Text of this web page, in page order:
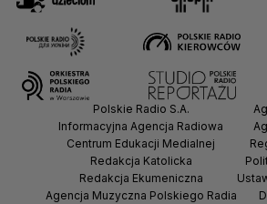
Polskie Radio S.A.
Informacyjna Agencja Radiowa
Centrum Edukacji Medialnej
Redakcja Katolicka
Redakcja Ekumeniczna
Agencja Muzyczna Polskiego Radia